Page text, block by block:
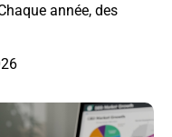
année, des